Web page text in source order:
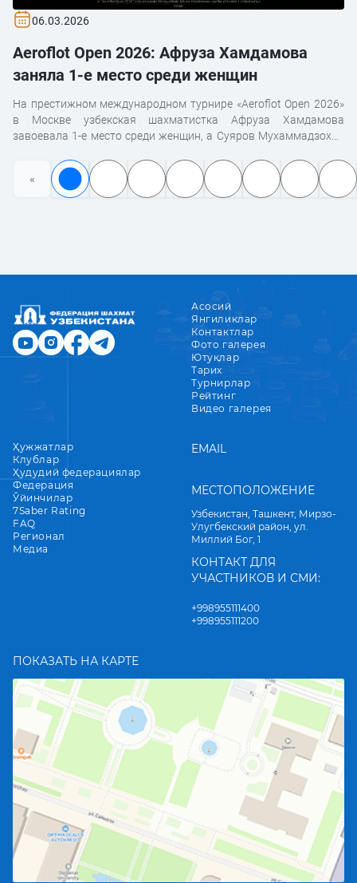
06.03.2026
Aeroflot Open 2026: Афруза Хамдамова
заняла 1-е место среди женщин
На престижном международном турнире «Aeroflot Open 2026»
в Москве узбекская шахматистка Афруза Хамдамова
завоевала 1-е место среди женщин, а Суяров Мухаммадзохид
«
Асосий
Янгиликлар
Контактлар
Фото галерея
Ютуқлар
Тарих
Турнирлар
Рейтинг
Видео галерея
Ҳужжатлар
Клублар
Ҳудудий федерациялар
Федерация
Ўйинчилар
7Saber Rating
FAQ
Регионал
Медиа
EMAIL
МЕСТОПОЛОЖЕНИЕ
Узбекистан, Ташкент, Мирзо-
Улугбекский район, ул.
Миллий Бог, 1
КОНТАКТ ДЛЯ
УЧАСТНИКОВ И СМИ:
+998955111400
+998955111200
ПОКАЗАТЬ НА КАРТЕ